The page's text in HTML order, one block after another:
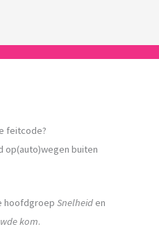
feitcode?
op(auto)wegen buiten
hoofdgroepSnelheid en
kom.